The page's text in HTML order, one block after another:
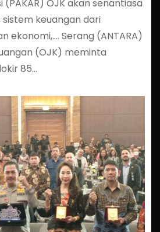
(PAKAR) OJK akan senantiasa
keuangan dari
ekonomi,…. Serang (ANTARA)
(OJK) meminta
85…